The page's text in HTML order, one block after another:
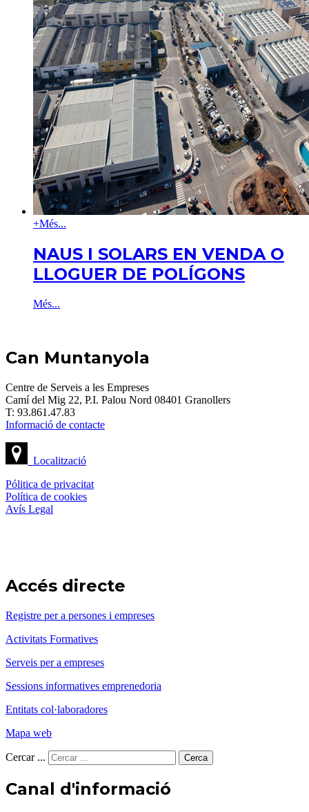
+Més...
NAUS I SOLARS EN VENDA O
LLOGUER DE POLÍGONS
Més...
Can Muntanyola
Centre de Serveis a les Empreses
Camí del Mig 22, P.I. Palou Nord 08401 Granollers
T: 93.861.47.83
Informació de contacte
Localització
Pólitica de privacitat
Política de cookies
Avís Legal
Accés directe
Registre per a persones i empreses
Activitats Formatives
Serveis per a empreses
Sessions informatives emprenedoria
Entitats col·laboradores
Mapa web
Cercar ... Cerca
Canal d'informació